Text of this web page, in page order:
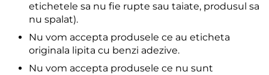
etichetele sa nu fie rupte sau taiate, produsul sa
nu spalat).
Nu vom accepta produsele ce au eticheta
originala lipita cu benzi adezive.
Nu vom accepta produsele ce nu sunt